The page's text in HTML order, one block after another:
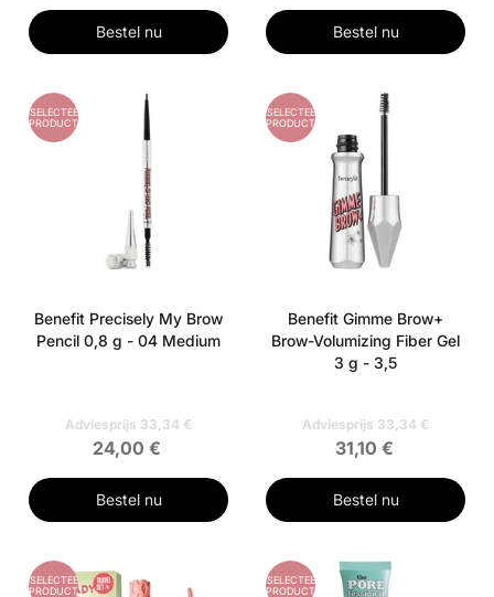
Bestel nu Bestel nu
GESELECTEERD
PRODUCT
Benefit Precisely My Brow
Pencil 0,8 g - 04 Medium
Adviesprijs 33,34 €
24,00 €
Bestel nu
GESELECTEERD
PRODUCT
Benefit Gimme Brow+
Brow-Volumizing Fiber Gel
3 g - 3,5
Adviesprijs 33,34 €
31,10 €
Bestel nu
GESELECTEERD
PRODUCT
GESELECTEERD
PRODUCT